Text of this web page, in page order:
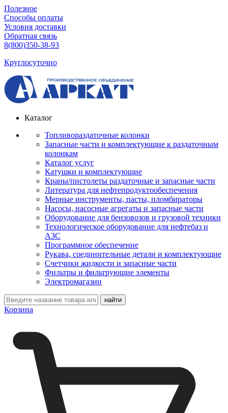
Полезное
Способы оплаты
Условия доставки
Обратная связь
8(800)350-38-93
Круглосуточно
Каталог
Топливораздаточные колонки
Запасные части и комплектующие к раздаточным
колонкам
Каталог услуг
Катушки и комплектующие
Краны/пистолеты раздаточные и запасные части
Литература для нефтепродуктообеспечения
Мерные инструменты, пасты, пломбираторы
Насосы, насосные агрегаты и запасные части
Оборудование для бензовозов и грузовой техники
Технологическое оборудование для нефтебаз и
АЗС
Программное обеспечение
Рукава, соединительные детали и комплектующие
Счетчики жидкости и запасные части
Фильтры и фильтрующие элементы
Электромагазин
Корзина